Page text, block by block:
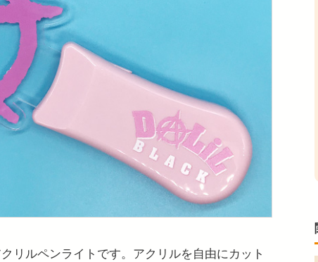
リルペンライトです。アクリルを自由にカット